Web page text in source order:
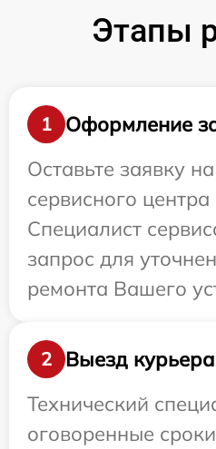
Этапы
1
Оформление
Оставьте заявку
сервисного центра
Специалист
запрос для
ремонта Вашего
2
Выезд
Технический
оговоренные